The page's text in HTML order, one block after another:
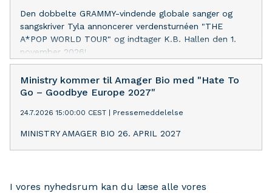
Den dobbelte GRAMMY-vindende globale sanger og
sangskriver Tyla annoncerer verdensturnéen "THE
A*POP WORLD TOUR" og indtager K.B. Hallen den 1.
november 2026!
Ministry kommer til Amager Bio med "Hate To
Go – Goodbye Europe 2027"
24.7.2026 15:00:00 CEST | Pressemeddelelse
MINISTRY AMAGER BIO 26. APRIL 2027
I vores nyhedsrum kan du læse alle vores